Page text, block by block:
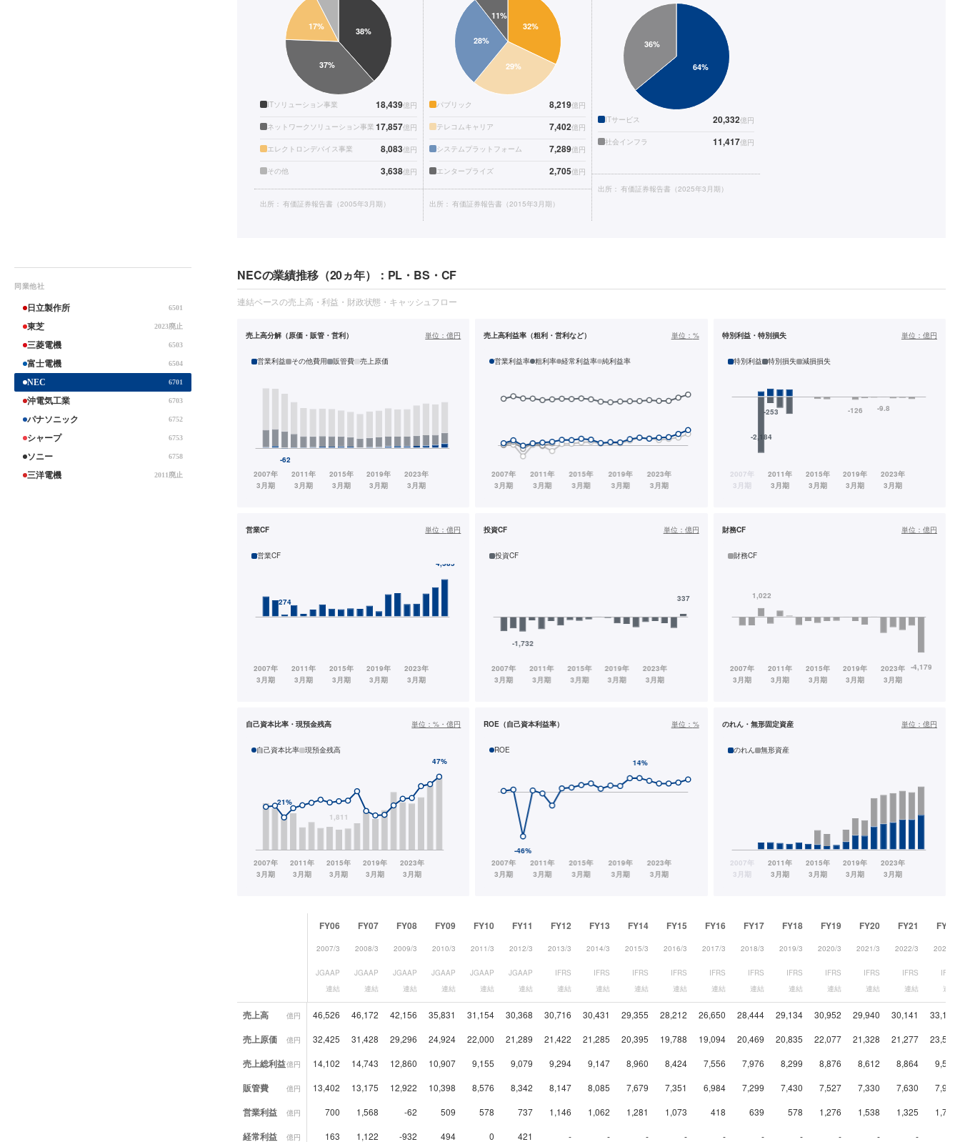
同業他社
日立製作所 6501
東芝 2023廃止
三菱電機 6503
富士電機 6504
NEC 6701
沖電気工業 6703
パナソニック 6752
シャープ 6753
ソニー 6758
三洋電機 2011廃止
ITソリューション事業 18,439億円
ネットワークソリューション事業 17,857億円
エレクトロンデバイス事業 8,083億円
その他 3,638億円
出所： 有価証券報告書（2005年3月期）
パブリック 8,219億円
テレコムキャリア 7,402億円
システムプラットフォーム 7,289億円
エンタープライズ 2,705億円
出所： 有価証券報告書（2015年3月期）
ITサービス 20,332億円
社会インフラ 11,417億円
出所： 有価証券報告書（2025年3月期）
NECの業績推移（20ヵ年）：PL・BS・CF
連結ベースの売上高・利益・財政状態・キャッシュフロー
売上高分解（原価・販管・営利） 単位：億円
営業利益 その他費用 販管費 売上原価
売上高利益率（粗利・営利など） 単位： %
営業利益率 粗利率 経常利益率 純利益率
特別利益・特別損失 単位： 億円
特別利益 特別損失 減損損失
営業CF 単位：億円
営業CF
投資CF 単位： 億円
投資CF
財務CF 単位： 億円
財務CF
自己資本比率・現預金残高 単位：%・億円
自己資本比率 現預金残高
ROE（自己資本利益率） 単位： %
ROE
のれん・無形固定資産 単位： 億円
のれん 無形資産
業績データ一覧
FY06 FY07 FY08 FY09 FY10 FY11 FY12 FY13 FY14 FY15 FY16 FY17 FY18 FY19 FY20 FY21 FY22
2007/3 2008/3 2009/3 2010/3 2011/3 2012/3 2013/3 2014/3 2015/3 2016/3 2017/3 2018/3 2019/3 2020/3 2021/3 2022/3 2023/3
JGAAP
連結
JGAAP
連結
JGAAP
連結
JGAAP
連結
JGAAP
連結
JGAAP
連結
IFRS
連結
IFRS
連結
IFRS
連結
IFRS
連結
IFRS
連結
IFRS
連結
IFRS
連結
IFRS
連結
IFRS
連結
IFRS
連結
IFRS
連結
売上高 億円 46,526 46,172 42,156 35,831 31,154 30,368 30,716 30,431 29,355 28,212 26,650 28,444 29,134 30,952 29,940 30,141 33,130
売上原価 億円 32,425 31,428 29,296 24,924 22,000 21,289 21,422 21,285 20,395 19,788 19,094 20,469 20,835 22,077 21,328 21,277 23,548
売上総利益億円 14,102 14,743 12,860 10,907 9,155 9,079 9,294 9,147 8,960 8,424 7,556 7,976 8,299 8,876 8,612 8,864 9,582
販管費 億円 13,402 13,175 12,922 10,398 8,576 8,342 8,147 8,085 7,679 7,351 6,984 7,299 7,430 7,527 7,330 7,630 7,937
営業利益 億円 700 1,568 -62 509 578 737 1,146 1,062 1,281 1,073 418 639 578 1,276 1,538 1,325 1,704
経常利益 億円 163 1,122 -932 494 0 421 - - - - - - - - - -